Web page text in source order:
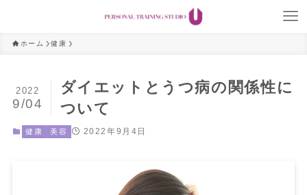
ホーム 健康
ダイエットとうつ病の関係性に
ついて
2022
9/04
健康 美容 2022年9月4日